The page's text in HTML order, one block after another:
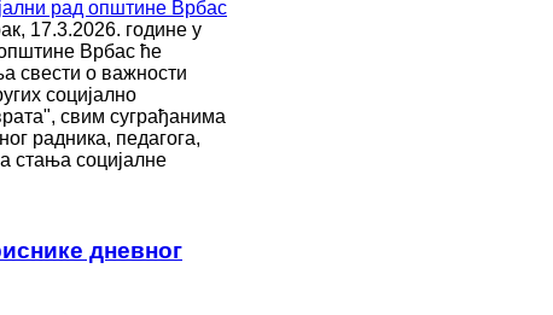
17.3.2026. године у
Врбас ће
свести о важности
социјално
свим суграђанима
радника, педагога,
стања социјалне
дневног